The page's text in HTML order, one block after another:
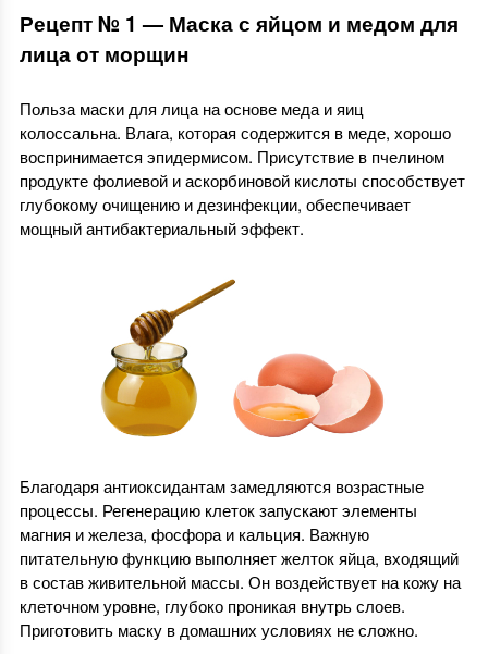
Рецепт № 1 — Маска с яйцом и медом для
лица от морщин
Польза маски для лица на основе меда и яиц
колоссальна. Влага, которая содержится в меде, хорошо
воспринимается эпидермисом. Присутствие в пчелином
продукте фолиевой и аскорбиновой кислоты способствует
глубокому очищению и дезинфекции, обеспечивает
мощный антибактериальный эффект.
Благодаря антиоксидантам замедляются возрастные
процессы. Регенерацию клеток запускают элементы
магния и железа, фосфора и кальция. Важную
питательную функцию выполняет желток яйца, входящий
в состав живительной массы. Он воздействует на кожу на
клеточном уровне, глубоко проникая внутрь слоев.
Приготовить маску в домашних условиях не сложно.